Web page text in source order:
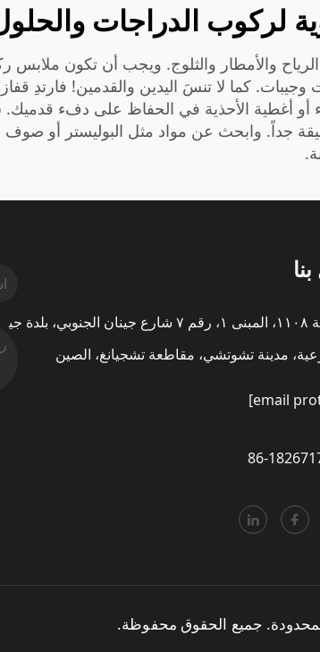
لركوب الدراجات
والأمطار والثلوج. ويجب أن تكون ملابس
كما لا تنسَ اليدين والقدمين! فارتدِ
أو أغطية الأحذية في الحفاظ على دفء قدميك.
وابحث عن مواد مثل البوليستر أو صوف
الغرفة ١١٠٨، المبنى ١، رقم ٧ شارع جينان الجنوبي، بلدة جي
مدينة تشوتشي، مقاطعة تشجيانغ، الصين
جميع الحقوق محفوظة.